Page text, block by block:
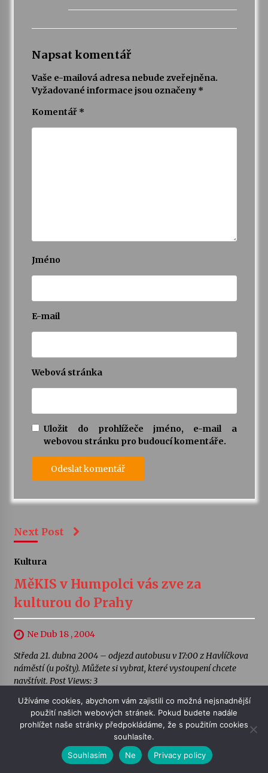
Napsat komentář
Vaše e-mailová adresa nebude zveřejněna.
Vyžadované informace jsou označeny *
Komentář *
Jméno
E-mail
Webová stránka
Uložit do prohlížeče jméno, e-mail a
webovou stránku pro budoucí komentáře.
Next Post
Kultura
MěKIS v Humpolci vás zve za
kulturou do Prahy
Ne Dub 18 , 2004
Středa 21. dubna 2004 – odjezd autobusu v 17:00 z Havlíčkova
náměstí (u pošty). Můžete si vybrat, které vystoupení chcete
navštívit. Post Views: 3
Užíváme cookies, abychom vám zajistili co možná nejsnadnější
použití našich webových stránek. Pokud budete nadále
prohlížet naše stránky předpokládáme, že s použitím cookies
souhlasíte.
Souhlasím
Ne Privacy policy